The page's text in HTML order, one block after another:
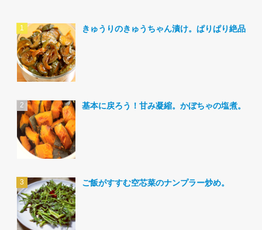
きゅうりのきゅうちゃん漬け。ぱりぱり絶品。
基本に戻ろう！甘み凝縮。かぼちゃの塩煮。
ご飯がすすむ空芯菜のナンプラー炒め。